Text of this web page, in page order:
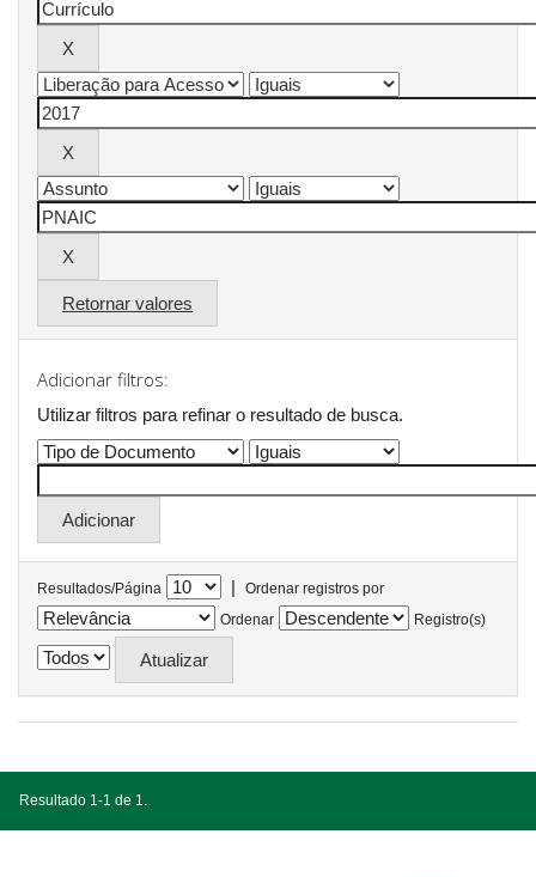
Retornar valores
Adicionar filtros:
Utilizar filtros para refinar o resultado de busca.
Resultados/Página |
Ordenar registros por
Ordenar
Registro(s)
Resultado 1-1 de 1.